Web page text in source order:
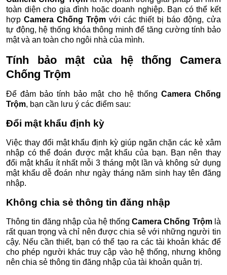
toàn diện cho gia đình hoặc doanh nghiệp. Bạn có thể kết
hợpCamera Chống Trộmvới các thiết bị báo động, cửa
tự động, hệ thống khóa thông minh để tăng cường tính bảo
mật và an toàn cho ngôi nhà của mình.
Tính bảo mật của hệ thống Camera
Chống Trộm
Để đảm bảo tính bảo mật cho hệ thống Camera Chống
Trộm, bạn cần lưu ý các điểm sau:
Đổi mật khẩu định kỳ
Việc thay đổi mật khẩu định kỳ giúp ngăn chặn các kẻ xâm
nhập có thể đoán được mật khẩu của bạn. Bạn nên thay
đổi mật khẩu ít nhất mỗi 3 tháng một lần và không sử dụng
mật khẩu dễ đoán như ngày tháng năm sinh hay tên đăng
nhập.
Không chia sẻ thông tin đăng nhập
Thông tin đăng nhập của hệ thốngCamera Chống Trộmlà
rất quan trọng và chỉ nên được chia sẻ với những người tin
cậy. Nếu cần thiết, bạn có thể tạo ra các tài khoản khác để
cho phép người khác truy cập vào hệ thống, nhưng không
nên chia sẻ thông tin đăng nhập của tài khoản quản trị.